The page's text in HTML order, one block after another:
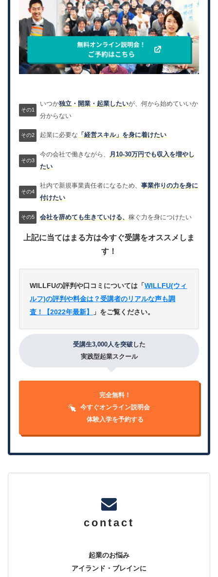
いつか独立・開業・起業したいが、何から始めていいか
分からない
起業に必要な 「経営スキル」を身に着けたい
今の会社で働きながら、
月10-30万円でも収入を増やし
たい
社内で新規事業責任者になるため、事業作りの力を身に
付けたい
会社を辞めても生きていける、稼ぐ力を身につけたい
上記に当てはまる方は今すぐ受講をオススメしま
す！
WILLFUの評判や口コミについては「WILLFU(ウィ
ルフ)の評判や料金は？受講者のリアルな声も調
査！【2022年最新】
」をご覧ください。
受講生3,000人を突破した
実践型起業スクール
完全無料！
今すぐオンライン説明会
体験入学を予約する
contact
起業のお悩み
アイランド・ブレインに